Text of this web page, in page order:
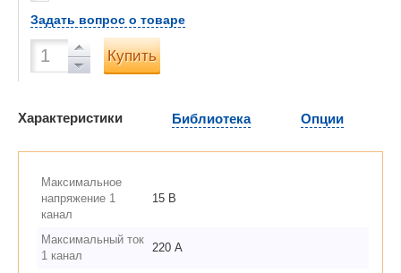
Задать вопрос о товаре
Купить
Характеристики Библиотека Опции
Максимальное
напряжение 1
канал
15 В
Максимальный ток
1 канал
220 А